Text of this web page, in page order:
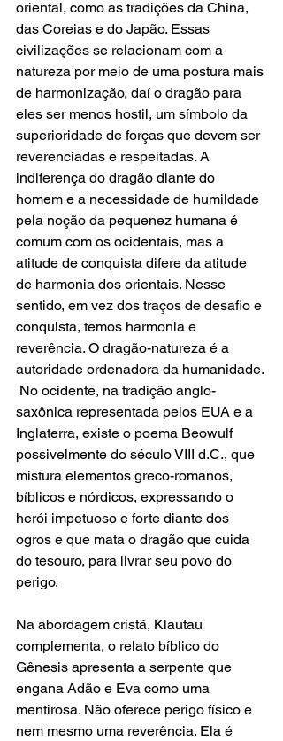
oriental, como as tradições da China,
das Coreias e do Japão. Essas
civilizações se relacionam com a
natureza por meio de uma postura mais
de harmonização, daí o dragão para
eles ser menos hostil, um símbolo da
superioridade de forças que devem ser
reverenciadas e respeitadas. A
indiferença do dragão diante do
homem e a necessidade de humildade
pela noção da pequenez humana é
comum com os ocidentais, mas a
atitude de conquista difere da atitude
de harmonia dos orientais. Nesse
sentido, em vez dos traços de desafio e
conquista, temos harmonia e
reverência. O dragão-natureza é a
autoridade ordenadora da humanidade.
No ocidente, na tradição anglo-
saxônica representada pelos EUA e a
Inglaterra, existe o poema Beowulf
possivelmente do século VIII d.C., que
mistura elementos greco-romanos,
bíblicos e nórdicos, expressando o
herói impetuoso e forte diante dos
ogros e que mata o dragão que cuida
do tesouro, para livrar seu povo do
perigo.
Na abordagem cristã, Klautau
complementa, o relato bíblico do
Gênesis apresenta a serpente que
engana Adão e Eva como uma
mentirosa. Não oferece perigo físico e
nem mesmo uma reverência. Ela é